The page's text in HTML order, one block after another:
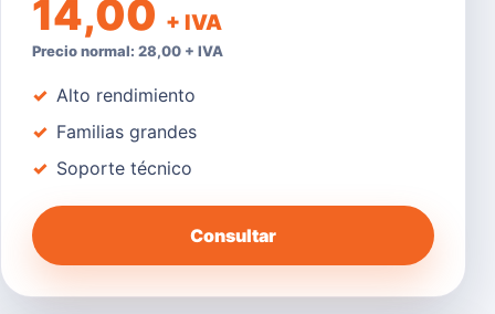
14,00 + IVA
Precio normal: 28,00 + IVA
Alto rendimiento
Familias grandes
Soporte técnico
Consultar